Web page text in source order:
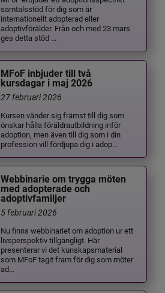
samtalsstöd för dig som är
internationellt adopterad eller
adoptivförälder. Från och med 23 mars
ges detta stöd ...
MFoF inbjuder till två
kursdagar i maj 2026
27 februari 2026
Kursen vänder sig främst till dig som
önskar hålla föräldrautbildning inför
adoption, men även till dig som i din
profession vill fördjupa dig i adop...
Webbinarie om trygga möten
med adopterade och
adoptivfamiljer
5 februari 2026
Nu finns webbinariet om adoption ur ett
livsperspektiv tillgängligt. Här
presenterar vi det kunskapsmaterial
som MFoF tagit fram för dig som möter
ad...